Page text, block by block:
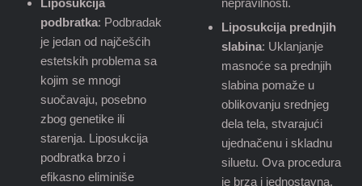
podbratka: Podbradak
je jedan od najčešćih
estetskih problema sa
kojim se mnogi
suočavaju, posebno
zbog genetike ili
starenja. Liposukcija
podbratka brzo i
efikasno eliminiše
nepravilnosti.
Liposukcija prednjih
slabina: Uklanjanje
masnoće sa prednjih
slabina pomaže u
oblikovanju srednjeg
dela tela, stvarajući
ujednačenu i skladnu
siluetu. Ova procedura
je brza i jednostavna,